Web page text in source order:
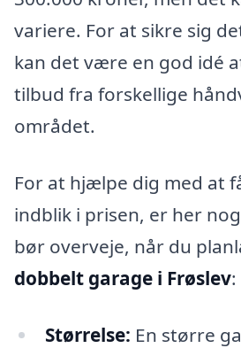
variere. For at sikre sig
kan det være en god idé
tilbud fra forskellige
området.
For at hjælpe dig med at
indblik i prisen, er her
bør overveje, når du
dobbelt garage i Frøslev:
Størrelse: En større